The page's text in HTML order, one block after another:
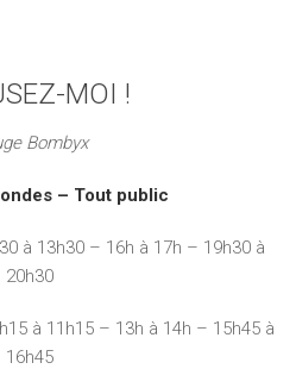
MOI !
Bombyx
– Tout public
à 13h30 – 16h à 17h – 19h30 à
20h30
à 11h15 – 13h à 14h – 15h45 à
16h45